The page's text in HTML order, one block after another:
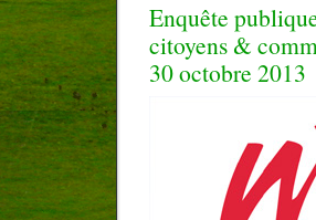
Enquête
citoyens &
30 octobre 2013